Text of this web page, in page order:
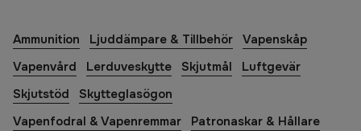
Ammunition Ljuddämpare & Tillbehör Vapenskåp
Vapenvård
Lerduveskytte Skjutmål
Luftgevär
Skjutstöd
Skytteglasögon
Vapenfodral & Vapenremmar
Patronaskar & Hållare